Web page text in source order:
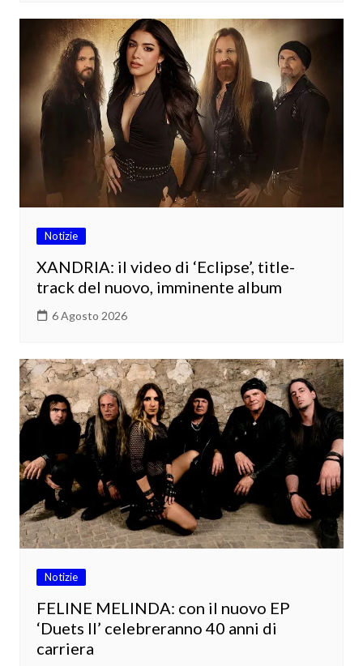
Notizie
XANDRIA: il video di ‘Eclipse’, title-
track del nuovo, imminente album
6 Agosto 2026
Notizie
FELINE MELINDA: con il nuovo EP
‘Duets II’ celebreranno 40 anni di
carriera